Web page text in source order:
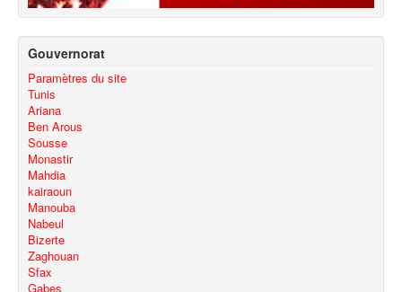
Gouvernorat
Paramètres du site
Tunis
Ariana
Ben Arous
Sousse
Monastir
Mahdia
kairaoun
Manouba
Nabeul
Bizerte
Zaghouan
Sfax
Gabes